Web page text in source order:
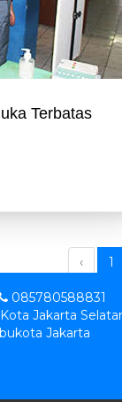
Terbatas
‹ 1
085780588831
Jakarta
Jakarta